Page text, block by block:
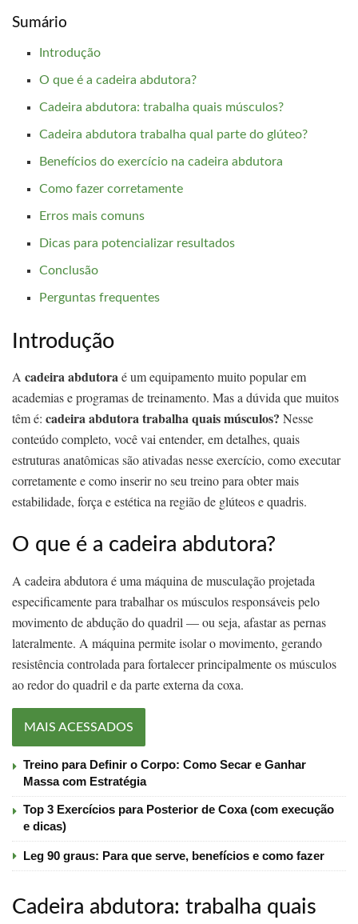
Sumário
Introdução
O que é a cadeira abdutora?
Cadeira abdutora: trabalha quais músculos?
Cadeira abdutora trabalha qual parte do glúteo?
Benefícios do exercício na cadeira abdutora
Como fazer corretamente
Erros mais comuns
Dicas para potencializar resultados
Conclusão
Perguntas frequentes
Introdução
A cadeira abdutoraé um equipamento muito popular em
academias e programas de treinamento. Mas a dúvida que muitos
têm é: cadeira abdutora trabalha quais músculos? Nesse
conteúdo completo, você vai entender, em detalhes, quais
estruturas anatômicas são ativadas nesse exercício, como executar
corretamente e como inserir no seu treino para obter mais
estabilidade, força e estética na região de glúteos e quadris.
O que é a cadeira abdutora?
A cadeira abdutora é uma máquina de musculação projetada
especificamente para trabalhar os músculos responsáveis pelo
movimento de abdução do quadril — ou seja, afastar as pernas
lateralmente. A máquina permite isolar o movimento, gerando
resistência controlada para fortalecer principalmente os músculos
ao redor do quadril e da parte externa da coxa.
MAIS ACESSADOS
Treino para Definir o Corpo: Como Secar e Ganhar
Massa com Estratégia
Top 3 Exercícios para Posterior de Coxa (com execução
e dicas)
Leg 90 graus: Para que serve, benefícios e como fazer
Cadeira abdutora: trabalha quais